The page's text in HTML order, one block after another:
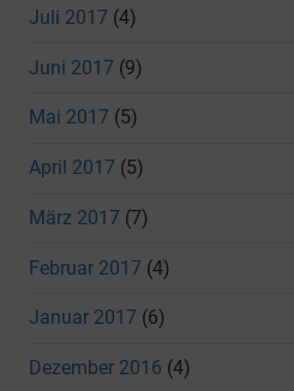
Juli 2017 (4)
Juni 2017 (9)
Mai 2017 (5)
April 2017 (5)
März 2017 (7)
Februar 2017 (4)
Januar 2017 (6)
Dezember 2016 (4)